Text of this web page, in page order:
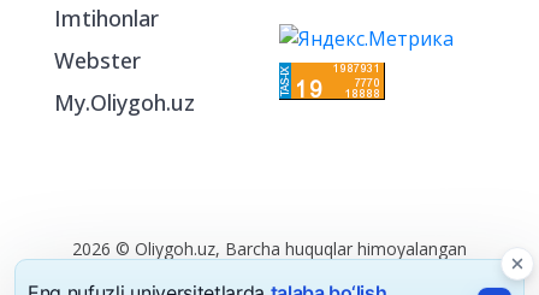
Imtihonlar
Webster
My.Oliygoh.uz
2026 © Oliygoh.uz, Barcha huquqlar himoyalangan
Reklama/Foydalanish shartlari